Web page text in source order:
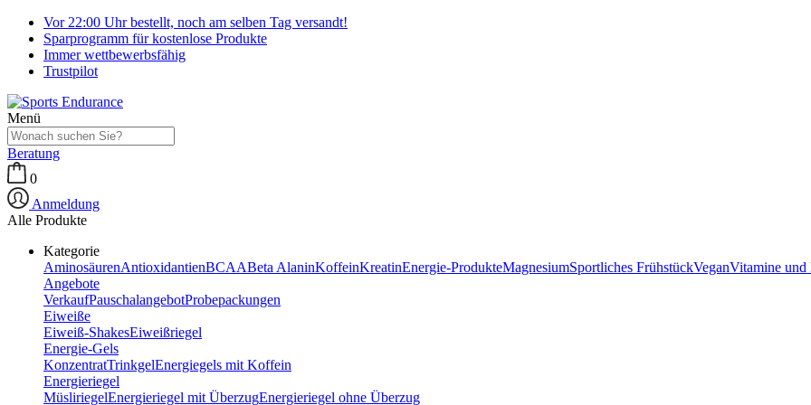
Vor 22:00 Uhr bestellt, noch am selben Tag versandt!
Sparprogramm für kostenlose Produkte
Immer wettbewerbsfähig
Trustpilot
Menü
Beratung
0
Anmeldung
Alle Produkte
Kategorie
AminosäurenAntioxidantienBCAABeta AlaninKoffeinKreatinEnergie-ProdukteMagnesiumSportliches FrühstückVeganVitamine und
Angebote
VerkaufPauschalangebotProbepackungen
Eiweiße
Eiweiß-ShakesEiweißriegel
Energie-Gels
KonzentratTrinkgelEnergiegels mit Koffein
Energieriegel
MüsliriegelEnergieriegel mit ÜberzugEnergieriegel ohne Überzug